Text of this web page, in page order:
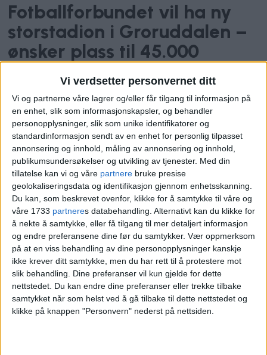
Vi verdsetter personvernet ditt
Vi og partnerne våre lagrer og/eller får tilgang til informasjon på
en enhet, slik som informasjonskapsler, og behandler
personopplysninger, slik som unike identifikatorer og
standardinformasjon sendt av en enhet for personlig tilpasset
annonsering og innhold, måling av annonsering og innhold,
publikumsundersøkelser og utvikling av tjenester. Med din
tillatelse kan vi og våre partnere bruke presise
geolokaliseringsdata og identifikasjon gjennom enhetsskanning.
Du kan, som beskrevet ovenfor, klikke for å samtykke til våre og
våre 1733 partneres databehandling. Alternativt kan du klikke for
å nekte å samtykke, eller få tilgang til mer detaljert informasjon
og endre preferansene dine før du samtykker. Vær oppmerksom
på at en viss behandling av dine personopplysninger kanskje
ikke krever ditt samtykke, men du har rett til å protestere mot
slik behandling. Dine preferanser vil kun gjelde for dette
nettstedet. Du kan endre dine preferanser eller trekke tilbake
samtykket når som helst ved å gå tilbake til dette nettstedet og
klikke på knappen "Personvern" nederst på nettsiden.
Fotballforbundet vil ha ny
storstadion i Groruddalen –
ønsker plass til 45.000
tilskuere
– Jeg sitter rasende og leser side opp og
side ned om Fotballforbundets nye
planer om fotballstadion i bydel Stovner.
Men hvorfor nevner ingen noe om hva
som ligger her fra før? Jeg synes det er
helt grusomt.
– Her ligger Norges største skatepark i
areal, med både skatehall og
utendørsområde. I motsetning tilSkur 13
ogOslo Skatehaller dette gratis og